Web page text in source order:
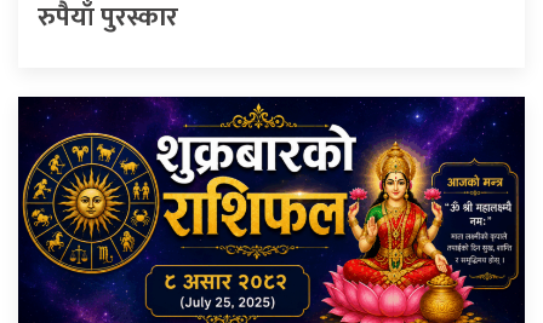
रुपैयाँ पुरस्कार